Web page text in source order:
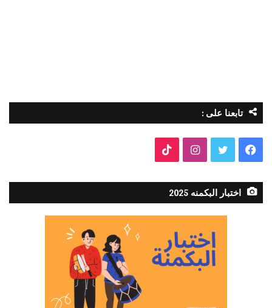
تابعنا على :
فيسبوك تويتر انستقرام
اختبار البكمنه 2025